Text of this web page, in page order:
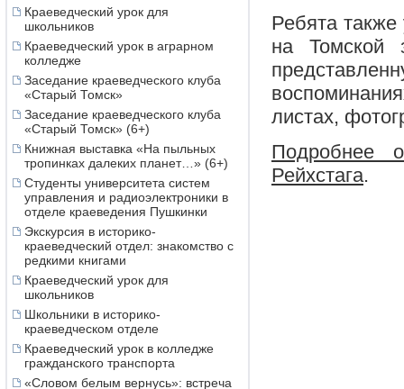
Краеведческий урок для
школьников
Краеведческий урок в аграрном
колледже
Заседание краеведческого клуба
«Старый Томск»
Заседание краеведческого клуба
«Старый Томск» (6+)
Книжная выставка «На пыльных
тропинках далеких планет…» (6+)
Студенты университета систем
управления и радиоэлектроники в
отделе краеведения Пушкинки
Экскурсия в историко-
краеведческий отдел: знакомство с
редкими книгами
Краеведческий урок для
школьников
Школьники в историко-
краеведческом отделе
Краеведческий урок в колледже
гражданского транспорта
«Словом белым вернусь»: встреча
Ребята
на Томской
листах,
Подробнее
Рейхстага.